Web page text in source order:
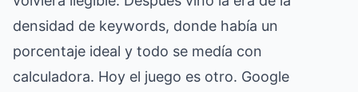
densidad de keywords, donde había un
porcentaje ideal y todo se medía con
calculadora. Hoy el juego es otro. Google